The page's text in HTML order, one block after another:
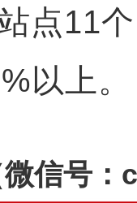
点11
以上
微信号